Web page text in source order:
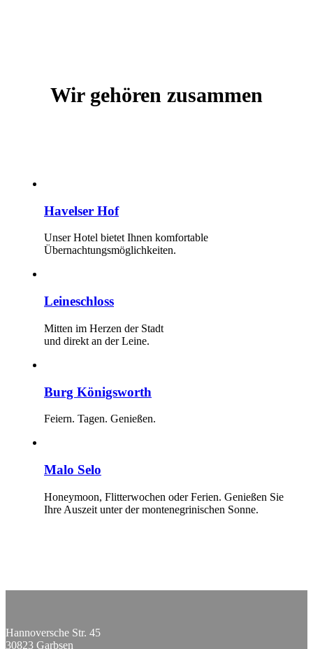
Wir gehören zusammen
Havelser Hof
Unser Hotel bietet Ihnen komfortable
Übernachtungsmöglichkeiten.
Leineschloss
Mitten im Herzen der Stadt
und direkt an der Leine.
Burg Königsworth
Feiern. Tagen. Genießen.
Malo Selo
Honeymoon, Flitterwochen oder Ferien. Genießen Sie
Ihre Auszeit unter der montenegrinischen Sonne.
Hannoversche Str. 45
30823 Garbsen